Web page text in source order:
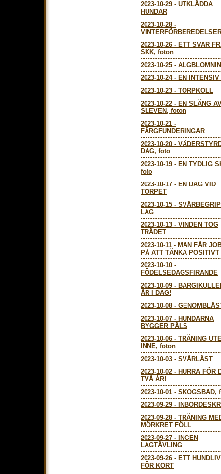
2023-10-29 - UTKLÄDDA
HUNDAR
2023-10-28 -
VINTERFÖRBEREDELSER
2023-10-26 - ETT SVAR
SKK, foton
2023-10-25 -
2023-10-24- EN INTENSIV
2023-10-23 - TORPKOLL
2023-10-22 - EN SLÄNG AV
SLEVEN, foton
2023-10-21 -
FÄRGFUNDERINGAR
2023-10-20 -
DAG, foto
2023-10-19 - EN TYDLIG
foto
2023-10-17 - EN DAG VID
TORPET
2023-10-15 -
LAG
2023-10-13 - VINDEN TOG
TRÄDET
2023-10-11 - MAN FÅR
PÅ ATT TÄNKA POSITIVT
2023-10-10 -
FÖDELSEDAGSFIRANDE
2023-10-09 -
ÅR I DAG!
2023-10-08 -
2023-10-07 - HUNDARNA
BYGGER PÄLS
2023-10-06 - TRÄNING
INNE, foton
2023-10-03 - SVÅRLÄST
2023-10-02 - HURRA FÖR
TVÅ ÅR!
2023-10-01 - SKOGSBAD,
2023-09-29 -
2023-09-28 - TRÄNING
MÖRKRET FÖLL
2023-09-27 -
INGEN
LAGTÄVLING
2023-09-26 - ETT
FÖR KORT